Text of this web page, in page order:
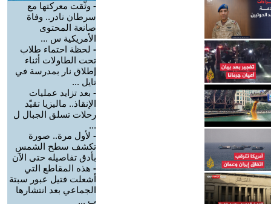
- وثّقت معركتها مع
سرطان نادر.. وفاة
صانعة المحتوى
الأمريكية س ...
- لحظة احتماء طلاب
تحت الطاولات أثناء
إطلاق نار بمدرسة في
تايل ...
- بعد تزايد عمليات
الإنقاذ.. ماليزيا تقيّد
رحلات تسلق الجبال ل
...
- لأول مرة.. صورة
تكشف سطح الشمس
بأدق تفاصيله حتى الآن
- هذه المقاطع التي
أشعلت فتيل عبور سبتة
الجماعي بعد انتشارها
ب ...